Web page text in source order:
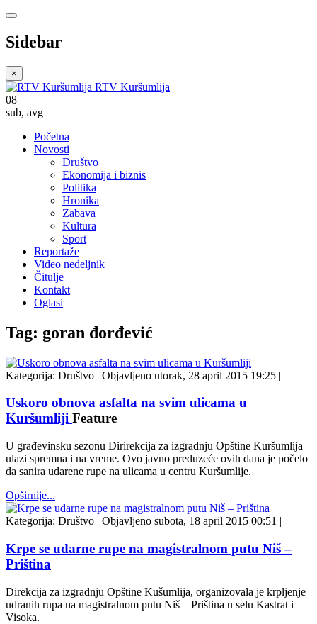
Sidebar
×
RTV Kuršumlija
08
sub, avg
Početna
Novosti
Društvo
Ekonomija i biznis
Politika
Hronika
Zabava
Kultura
Sport
Reportaže
Video nedeljnik
Čitulje
Kontakt
Oglasi
Tag: goran đorđević
Kategorija: Društvo | Objavljeno utorak, 28 april 2015 19:25 |
Uskoro obnova asfalta na svim ulicama u
Kuršumliji Feature
U građevinsku sezonu Dirirekcija za izgradnju Opštine Kuršumlija
ulazi spremna i na vreme. Ovo javno preduzeće ovih dana je počelo
da sanira udarene rupe na ulicama u centru Kuršumlije.
Opširnije...
Kategorija: Društvo | Objavljeno subota, 18 april 2015 00:51 |
Krpe se udarne rupe na magistralnom putu Niš –
Priština
Direkcija za izgradnju Opštine Kušumlija, organizovala je krpljenje
udranih rupa na magistralnom putu Niš – Priština u selu Kastrat i
Visoka.